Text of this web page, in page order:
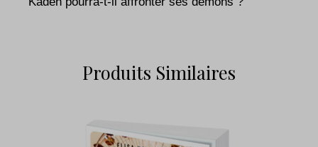
Produits Similaires